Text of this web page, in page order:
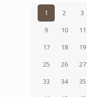
1 2 3
9
10 11
17
18 19
25
26 27
33
34 35